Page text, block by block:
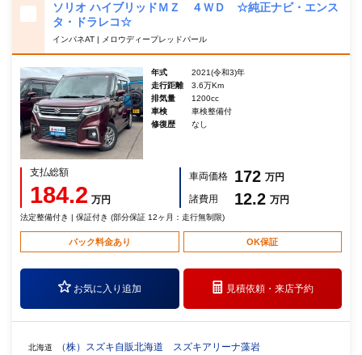
ソリオ ハイブリッドＭＺ ４ＷＤ ☆純正ナビ・エンス
タ・ドラレコ☆
インパネAT | メロウディープレッドパール
年式
2021(令和3)年
走行距離
3.6万Km
排気量
1200cc
車検
車検整備付
修復歴
なし
支払総額
184.2 万円
車両価格 172 万円
諸費用
12.2 万円
法定整備付き | 保証付き (部分保証 12ヶ月：走行無制限)
パック料金あり OK保証
お気に入り追加 見積依頼・来店予約
北海道 （株）スズキ自販北海道 スズキアリーナ藻岩